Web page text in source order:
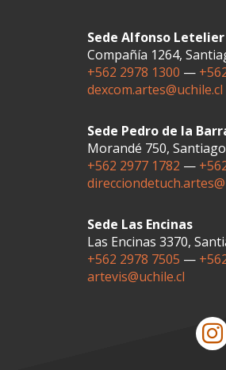
Sede Alfonso
Compañía 1264,
+562 2978 1300 —
dexcom.artes@uchile.cl
Sede Pedro de la
Morandé 750,
+562 2977 1782 —
Sede Las Encinas
Las Encinas 3370,
+562 2978 7505 —
artevis@uchile.cl